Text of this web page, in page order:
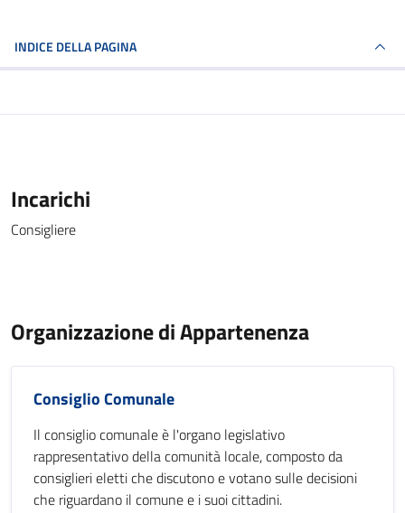
INDICE DELLA PAGINA
Incarichi
Consigliere
Organizzazione di Appartenenza
Consiglio Comunale
Il consiglio comunale è l'organo legislativo
rappresentativo della comunità locale, composto da
consiglieri eletti che discutono e votano sulle decisioni
che riguardano il comune e i suoi cittadini.